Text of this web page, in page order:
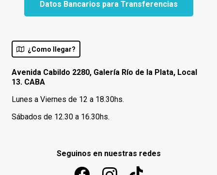
Datos Bancarios para Transferencias
¿Como llegar?
Avenida Cabildo 2280, Galería Río de la Plata, Local
13. CABA
Lunes a Viernes de 12 a 18.30hs.
Sábados de 12.30 a 16.30hs.
Seguinos en nuestras redes